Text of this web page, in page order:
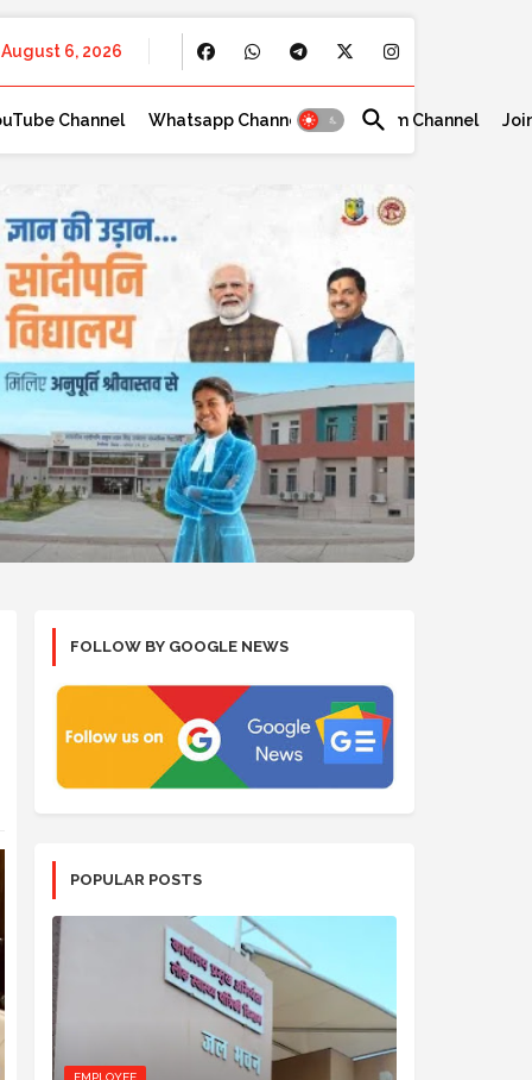
August 6, 2026
Channel Whatsapp Channel Telegram Channel
FOLLOW BY GOOGLE NEWS
POPULAR POSTS
EMPLOYEE